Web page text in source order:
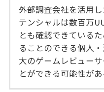
外部調査会社を活用
テンシャルは数百万
とも確認できている
ることのできる個人
大のゲームレビュー
とができる可能性があ